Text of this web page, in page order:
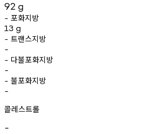
92 g
- 포화지방
13 g
- 트랜스지방
-
- 다불포화지방
-
- 불포화지방
-
콜레스트롤
-